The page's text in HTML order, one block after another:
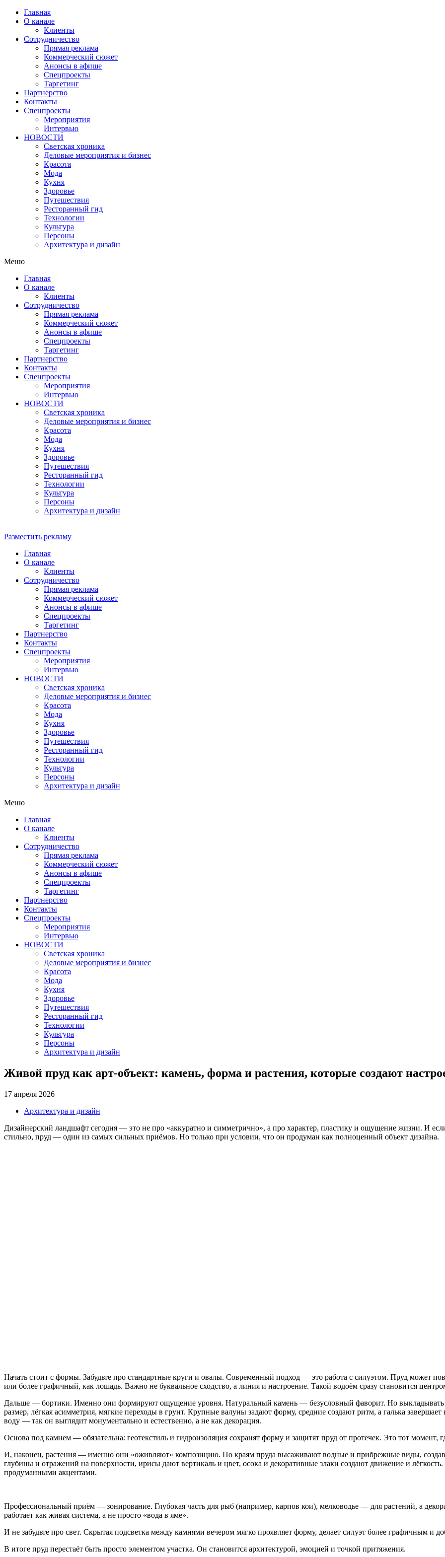
Главная
О канале
Клиенты
Сотрудничество
Прямая реклама
Коммерческий сюжет
Анонсы в афише
Cпецпроекты
Таргетинг
Партнерство
Контакты
Спецпроекты
Мероприятия
Интервью
НОВОСТИ
Светская хроника
Деловые мероприятия и бизнес
Красота
Мода
Кухня
Здоровье
Путешествия
Ресторанный гид
Технологии
Культура
Персоны
Архитектура и дизайн
Меню
Главная
О канале
Клиенты
Сотрудничество
Прямая реклама
Коммерческий сюжет
Анонсы в афише
Cпецпроекты
Таргетинг
Партнерство
Контакты
Спецпроекты
Мероприятия
Интервью
НОВОСТИ
Светская хроника
Деловые мероприятия и бизнес
Красота
Мода
Кухня
Здоровье
Путешествия
Ресторанный гид
Технологии
Культура
Персоны
Архитектура и дизайн
Разместить рекламу
Главная
О канале
Клиенты
Сотрудничество
Прямая реклама
Коммерческий сюжет
Анонсы в афише
Cпецпроекты
Таргетинг
Партнерство
Контакты
Спецпроекты
Мероприятия
Интервью
НОВОСТИ
Светская хроника
Деловые мероприятия и бизнес
Красота
Мода
Кухня
Здоровье
Путешествия
Ресторанный гид
Технологии
Культура
Персоны
Архитектура и дизайн
Меню
Главная
О канале
Клиенты
Сотрудничество
Прямая реклама
Коммерческий сюжет
Анонсы в афише
Cпецпроекты
Таргетинг
Партнерство
Контакты
Спецпроекты
Мероприятия
Интервью
НОВОСТИ
Светская хроника
Деловые мероприятия и бизнес
Красота
Мода
Кухня
Здоровье
Путешествия
Ресторанный гид
Технологии
Культура
Персоны
Архитектура и дизайн
Живой пруд как арт-объект: камень, форма и растения, которые создают
17 апреля 2026
Архитектура и дизайн
Дизайнерский ландшафт сегодня — это не про «аккуратно и симметрично», а про характер, пластику и ощущение жизни. И
стильно, пруд — один из самых сильных приёмов. Но только при условии, что он продуман как полноценный объект дизайна.
Начать стоит с формы. Забудьте про стандартные круги и овалы. Современный подход — это работа с силуэтом. Пруд может
или более графичный, как лошадь. Важно не буквальное сходство, а линия и настроение. Такой водоём сразу становится
Дальше — бортики. Именно они формируют ощущение уровня. Натуральный камень — безусловный фаворит. Но выкладывать
размер, лёгкая асимметрия, мягкие переходы в грунт. Крупные валуны задают форму, средние создают ритм, а галька
воду — так он выглядит монументально и естественно, а не как декорация.
Основа под камнем — обязательна: геотекстиль и гидроизоляция сохранят форму и защитят пруд от протечек. Это тот момент,
И, наконец, растения — именно они «оживляют» композицию. По краям пруда высаживают водные и прибрежные виды,
глубины и отражений на поверхности, ирисы дают вертикаль и цвет, осока и декоративные злаки создают движение и
продуманными акцентами.
Профессиональный приём — зонирование. Глубокая часть для рыб (например, карпов кои), мелководье — для растений, а
работает как живая система, а не просто «вода в яме».
И не забудьте про свет. Скрытая подсветка между камнями вечером мягко проявляет форму, делает силуэт более графичным и
В итоге пруд перестаёт быть просто элементом участка. Он становится архитектурой, эмоцией и точкой притяжения.